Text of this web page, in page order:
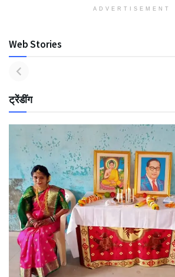
ADVERTISEMENT
Web Stories
ट्रेंडींग